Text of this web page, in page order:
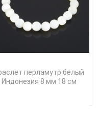
перламутр белый
Индонезия 8 мм 18 см